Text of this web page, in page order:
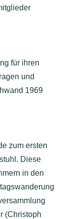
für ihren
und
1969
zum ersten
Diese
in den
(Christoph